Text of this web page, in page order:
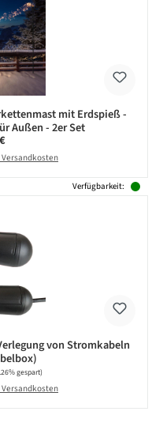
mit Erdspieß -
Außen - 2er Set
Preis:
Versandkosten
Verfügbarkeit:
von Stromkabeln
gespart)
Versandkosten